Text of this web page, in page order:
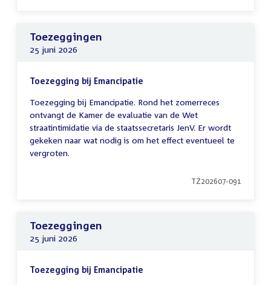
Toezeggingen
25 juni 2026
Toezegging bij Emancipatie
Toezegging bij Emancipatie. Rond het zomerreces
ontvangt de Kamer de evaluatie van de Wet
straatintimidatie via de staatssecretaris JenV. Er wordt
gekeken naar wat nodig is om het effect eventueel te
vergroten.
TZ202607-091
Toezeggingen
25 juni 2026
Toezegging bij Emancipatie